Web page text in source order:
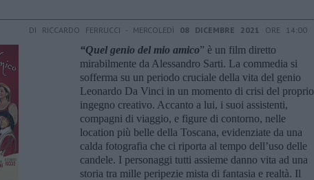
DI RICCARDO FERRUCCI - MERCOLEDÌ 08 DICEMBRE 2021 ORE 14:00
“Quel genio del mio amico” è un film diretto
mirabilmente da Alessandro Sarti. La commedia si
sofferma su un periodo cruciale della vita del genio
Leonardo Da Vinci in un momento di crisi del proprio
ingegno creativo. Accanto a lui, i suoi assistenti,
compagni di viaggio, e figure di contorno, nelle
location più belle della Toscana, evidenziate da una
calda fotografia che ci riporta al tempo dell’uso delle
candele. I personaggi tutti assieme danno vita ad una
storia tra mille peripezie mista di fantasia e realtà. Il